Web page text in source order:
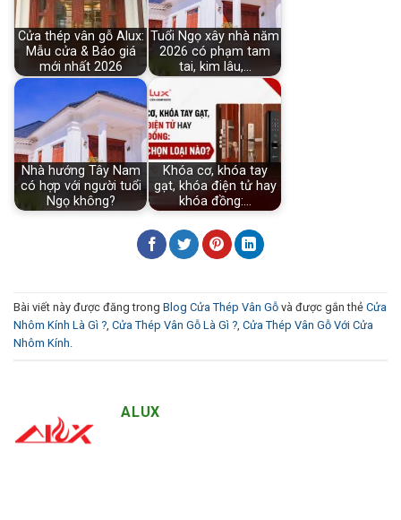
Cửa thép vân gỗ Alux:
Mẫu cửa & Báo giá
mới nhất 2026
Tuổi Ngọ xây nhà năm
2026 có phạm tam
tai, kim lâu,…
Nhà hướng Tây Nam
có hợp với người tuổi
Ngọ không?
Khóa cơ, khóa tay
gạt, khóa điện tử hay
khóa đồng:…
Bài viết này được đăng trong Blog Cửa Thép Vân Gỗ và được gắn thẻ Cửa
Nhôm Kính Là Gì ?, Cửa Thép Vân Gỗ Là Gì ?, Cửa Thép Vân Gỗ Với Cửa
Nhôm Kính.
ALUX